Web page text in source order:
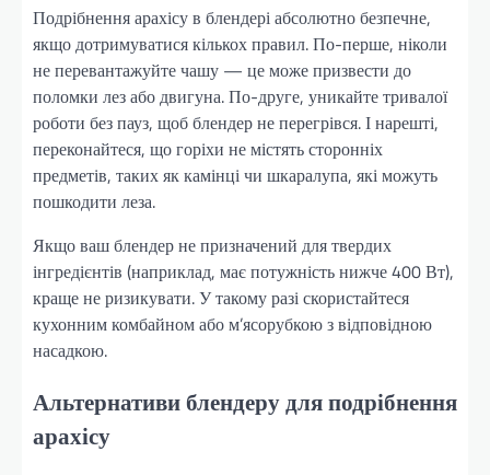
Подрібнення арахісу в блендері абсолютно безпечне,
якщо дотримуватися кількох правил. По-перше, ніколи
не перевантажуйте чашу — це може призвести до
поломки лез або двигуна. По-друге, уникайте тривалої
роботи без пауз, щоб блендер не перегрівся. І нарешті,
переконайтеся, що горіхи не містять сторонніх
предметів, таких як камінці чи шкаралупа, які можуть
пошкодити леза.
Якщо ваш блендер не призначений для твердих
інгредієнтів (наприклад, має потужність нижче 400 Вт),
краще не ризикувати. У такому разі скористайтеся
кухонним комбайном або м’ясорубкою з відповідною
насадкою.
Альтернативи блендеру для подрібнення
арахісу